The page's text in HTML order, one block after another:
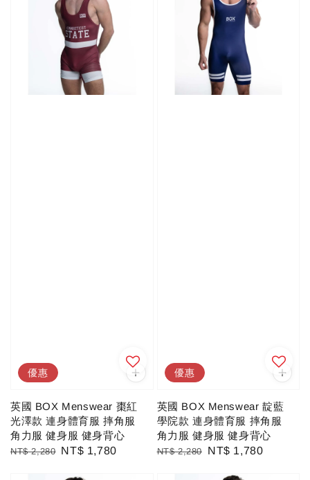
優惠
英國 BOX Menswear 棗紅
光澤款 連身體育服 摔角服
角力服 健身服 健身背心
Regular
NT$ 2,280 Sale
NT$ 1,780
優惠
英國 BOX Menswear 靛藍
學院款 連身體育服 摔角服
角力服 健身服 健身背心
Regular
NT$ 2,280
Sale
NT$ 1,780